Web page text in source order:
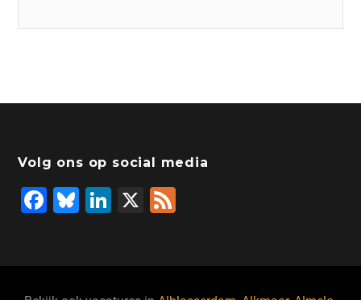
Volg ons op social media
F
Bl
Li X